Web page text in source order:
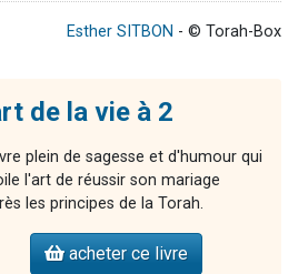
Esther SITBON - © Torah-Box
de la vie à 2
plein de sagesse et d'humour qui
l'art de réussir son mariage
les principes de la Torah.
acheter ce livre